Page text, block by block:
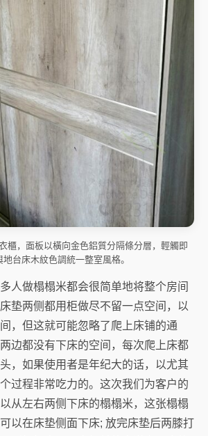
櫃，面板以橫向金色鋁質分隔條分層，輕觸即
地台床木紋色調統一整室風格。
人做榻榻米都会很简单地将整个房间
垫两侧都用柜做尽不留一点空间，以
，但这就可能忽略了爬上床铺的通
边都没有下床的空间，每次爬上床都
，如果使用者是年纪大的话，以尤其
过程非常吃力的。这次我们为客户的
从左右两侧下床的榻榻米，这张榻榻
以在床垫侧面下床; 放完床垫后两膝打